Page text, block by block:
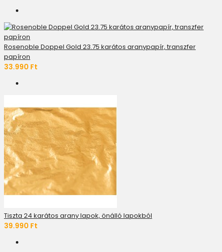
Rosenoble Doppel Gold 23.75 karátos aranypapír, transzfer
papíron
33.990 Ft
Tiszta 24 karátos arany lapok, önálló lapokból
39.990 Ft